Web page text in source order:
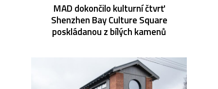
MAD dokončilo kulturní čtvrť
Shenzhen Bay Culture Square
poskládanou z bílých kamenů